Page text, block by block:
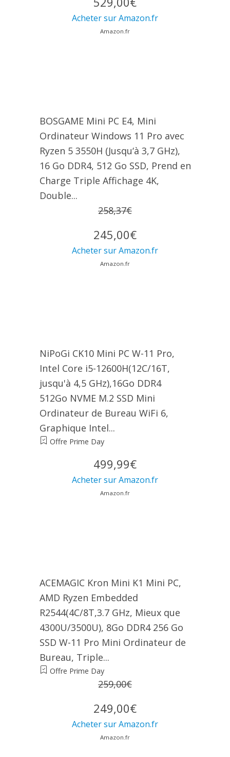
Acheter sur Amazon.fr
Amazon.fr
BOSGAME Mini PC E4, Mini
Ordinateur Windows 11 Pro avec
Ryzen 5 3550H (Jusqu‘à 3,7 GHz),
16 Go DDR4, 512 Go SSD, Prend en
Charge Triple Affichage 4K,
Double...
258,37€
245,00€
Acheter sur Amazon.fr
Amazon.fr
NiPoGi CK10 Mini PC W-11 Pro,
Ιntel Core i5-12600H(12C/16T,
jusqu'à 4,5 GHz),16Go DDR4
512Go NVME M.2 SSD Mini
Ordinateur de Bureau WiFi 6,
Graphique Ιntel...
Offre Prime Day
499,99€
Acheter sur Amazon.fr
Amazon.fr
ACEMAGIC Kron Mini K1 Mini PC,
AMD Ryzen Embedded
R2544(4C/8T,3.7 GHz, Mieux que
4300U/3500U), 8Go DDR4 256 Go
SSD W-11 Pro Mini Ordinateur de
Bureau, Triple...
Offre Prime Day
259,00€
249,00€
Acheter sur Amazon.fr
Amazon.fr